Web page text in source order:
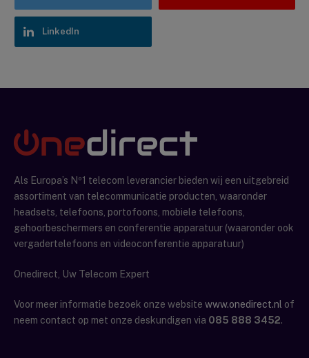
LinkedIn
Als Europa’s Nº1 telecom leverancier bieden wij een uitgebreid
assortiment van telecommunicatie producten, waaronder
headsets, telefoons, portofoons, mobiele telefoons,
gehoorbeschermers en conferentie apparatuur (waaronder ook
vergadertelefoons en videoconferentie apparatuur)
Onedirect, Uw Telecom Expert
Voor meer informatie bezoek onze website www.onedirect.nl of
neem contact op met onze deskundigen via 085 888 3452.